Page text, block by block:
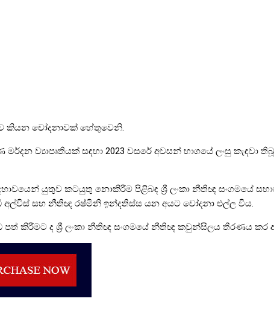
කියන චෝදනාවක් හේතුවෙනි.
ව්‍යාපෘතියක් සඳහා 2023 වසරේ අවසන් භාගයේ ලංසු කැඳවා
යුතුව කටයුතු නොකිරීම පිළිබඳ ශ්‍රී ලංකා නීතිඥ සංගමයේ
අල්විස් සහ නීතිඥ රෂ්මිනි ඉන්දතිස්ස යන අයට චෝදනා එල්ල විය.
පත් කිරීමට ද ශ්‍රී ලංකා නීතිඥ සංගමයේ නීතිඥ කවුන්සිලය තීරණය කර